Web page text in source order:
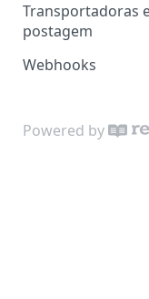
Transportadoras
postagem
Webhooks
Atualização de
Powered by